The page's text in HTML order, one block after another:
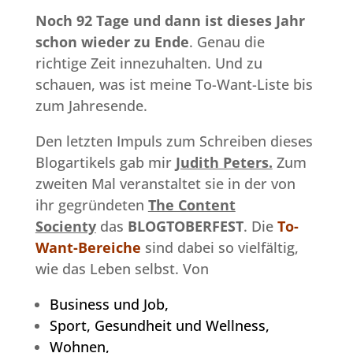
Noch 92 Tage und dann ist dieses Jahr
schon wieder zu Ende. Genau die
richtige Zeit innezuhalten. Und zu
schauen, was ist meine To-Want-Liste bis
zum Jahresende.
Den letzten Impuls zum Schreiben dieses
Blogartikels gab mir Judith Peters. Zum
zweiten Mal veranstaltet sie in der von
ihr gegründeten The Content
Socientydas BLOGTOBERFEST. Die To-
Want-Bereiche sind dabei so vielfältig,
wie das Leben selbst. Von
Business und Job,
Sport, Gesundheit und Wellness,
Wohnen,